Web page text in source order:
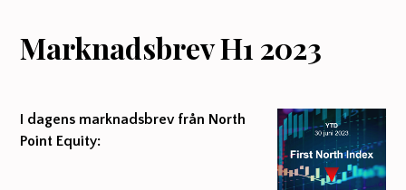
Marknadsbrev H1 2023
I dagens marknadsbrev från North
Point Equity: